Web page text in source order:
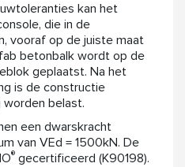
kan het
die in de
vooraf op de juiste maat
betonbalk wordt op de
geplaatst. Na het
is de constructie
worden belast.
een dwarskracht
van VEd = 1500kN. De
® gecertificeerd (K90198).